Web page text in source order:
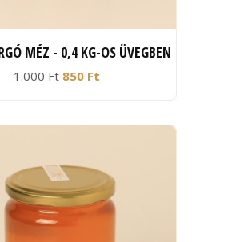
MÉZ - 0,4 KG-OS ÜVEGBEN
1.000 Ft 850 Ft